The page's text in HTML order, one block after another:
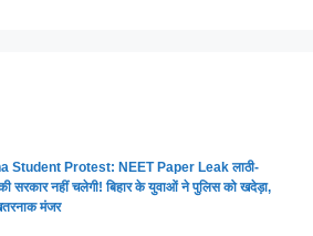
Student Protest: NEET Paper Leak लाठी-
सरकार नहीं चलेगी! बिहार के युवाओं ने पुलिस को खदेड़ा,
मंजर